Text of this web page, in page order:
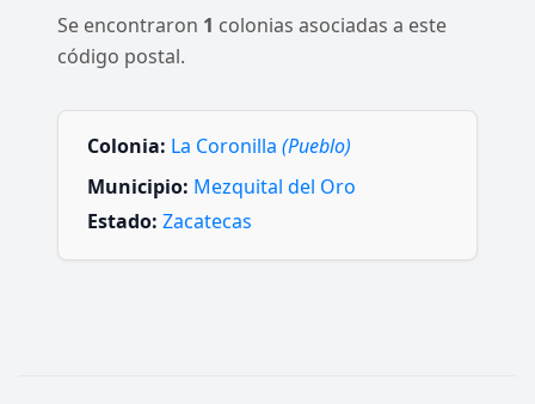
Se encontraron 1 colonias asociadas a este
código postal.
Colonia: La Coronilla (Pueblo)
Municipio: Mezquital del Oro
Estado: Zacatecas